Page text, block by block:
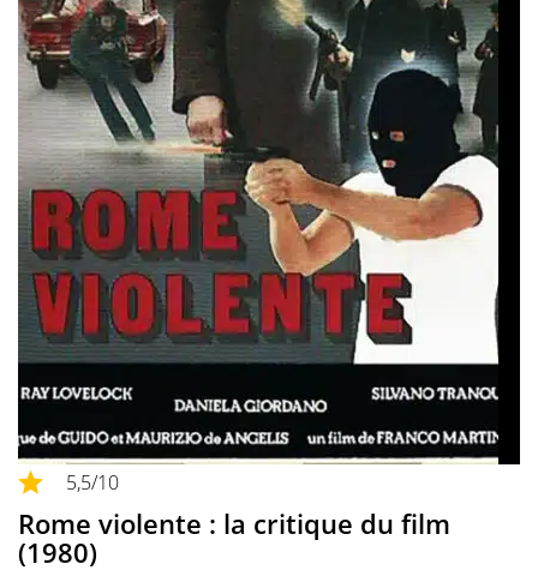
5,5/10
Rome violente : la critique du film
(1980)